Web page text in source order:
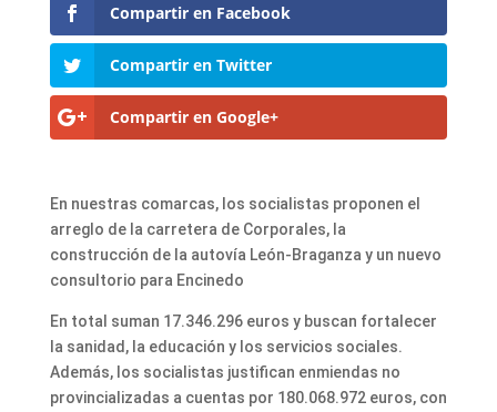
Compartir en Facebook
Compartir en Twitter
Compartir en Google+
En nuestras comarcas, los socialistas proponen el
arreglo de la carretera de Corporales, la
construcción de la autovía León-Braganza y un nuevo
consultorio para Encinedo
En total suman 17.346.296 euros y buscan fortalecer
la sanidad, la educación y los servicios sociales.
Además, los socialistas justifican enmiendas no
provincializadas a cuentas por 180.068.972 euros, con